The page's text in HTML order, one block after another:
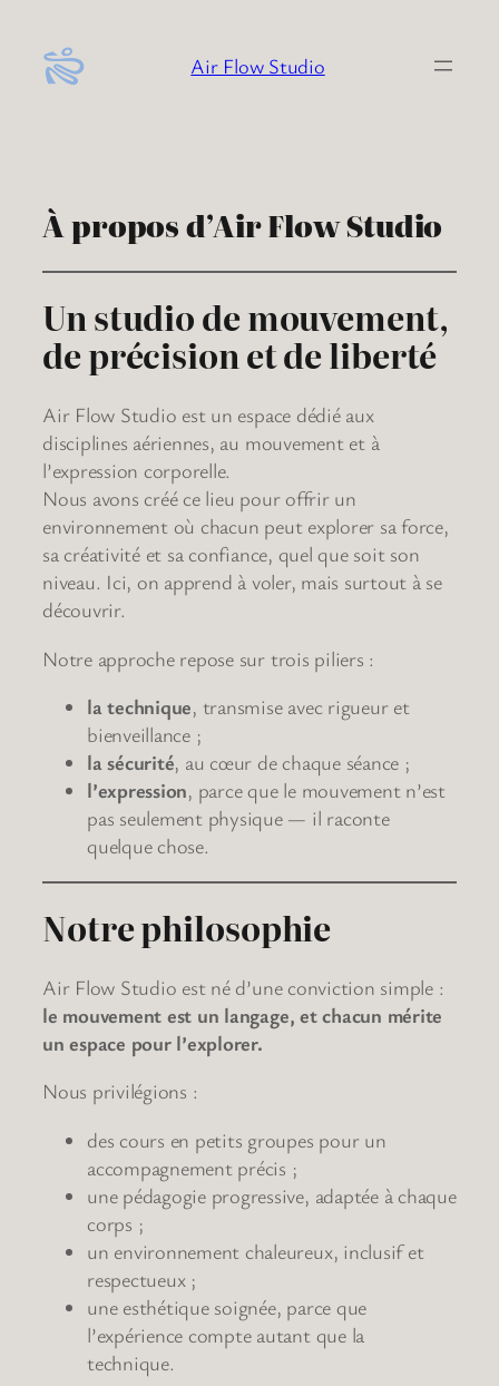
contenu
Air Flow Studio
À propos d’Air Flow Studio
Un studio de mouvement,
de précision et de liberté
Air Flow Studio est un espace dédié aux
disciplines aériennes, au mouvement et à
l’expression corporelle.
Nous avons créé ce lieu pour offrir un
environnement où chacun peut explorer sa force,
sa créativité et sa confiance, quel que soit son
niveau. Ici, on apprend à voler, mais surtout à se
découvrir.
Notre approche repose sur trois piliers :
la technique, transmise avec rigueur et
bienveillance ;
la sécurité, au cœur de chaque séance ;
l’expression, parce que le mouvement n’est
pas seulement physique — il raconte
quelque chose.
Notre philosophie
Air Flow Studio est né d’une conviction simple :
le mouvement est un langage, et chacun mérite
un espace pour l’explorer.
Nous privilégions :
des cours en petits groupes pour un
accompagnement précis ;
une pédagogie progressive, adaptée à chaque
corps ;
un environnement chaleureux, inclusif et
respectueux ;
une esthétique soignée, parce que
l’expérience compte autant que la
technique.